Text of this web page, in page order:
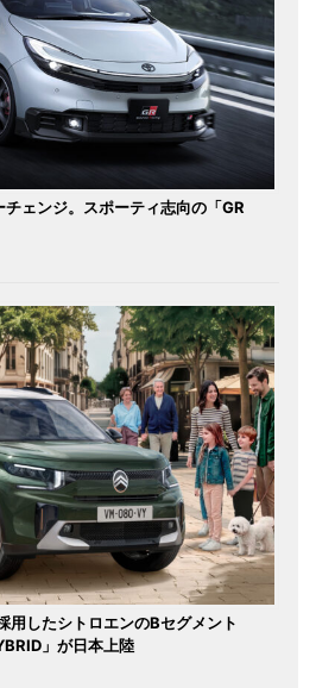
チェンジ。スポーティ志向の「GR
用したシトロエンのBセグメント
」が日本上陸